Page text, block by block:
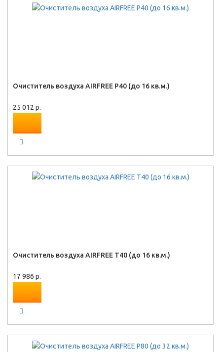
Очиститель воздуха AIRFREE P40 (до 16 кв.м.)
25 012 р.
Очиститель воздуха AIRFREE T40 (до 16 кв.м.)
17 986 р.